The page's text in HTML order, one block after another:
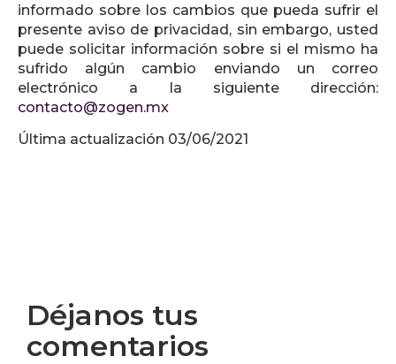
informado sobre los cambios que pueda sufrir el
presente aviso de privacidad, sin embargo, usted
puede solicitar información sobre si el mismo ha
sufrido algún cambio enviando un correo
electrónico a la siguiente dirección:
contacto@zogen.mx
Última actualización 03/06/2021
Déjanos tus
comentarios